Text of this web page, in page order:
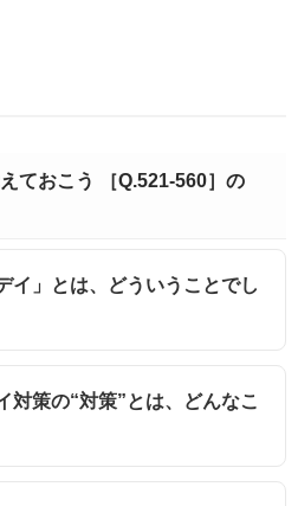
ておこう ［Q.521-560］の
」とは、どういうことでし
策の“対策”とは、どんなこ